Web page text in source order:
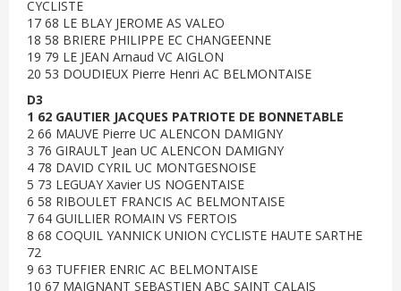
CYCLISTE
17 68 LE BLAY JEROME AS VALEO
18 58 BRIERE PHILIPPE EC CHANGEENNE
19 79 LE JEAN Arnaud VC AIGLON
20 53 DOUDIEUX Pierre Henri AC BELMONTAISE
D3
1 62 GAUTIER JACQUES PATRIOTE DE BONNETABLE
2 66 MAUVE Pierre UC ALENCON DAMIGNY
3 76 GIRAULT Jean UC ALENCON DAMIGNY
4 78 DAVID CYRIL UC MONTGESNOISE
5 73 LEGUAY Xavier US NOGENTAISE
6 58 RIBOULET FRANCIS AC BELMONTAISE
7 64 GUILLIER ROMAIN VS FERTOIS
8 68 COQUIL YANNICK UNION CYCLISTE HAUTE SARTHE
72
9 63 TUFFIER ENRIC AC BELMONTAISE
10 67 MAIGNANT SEBASTIEN ABC SAINT CALAIS